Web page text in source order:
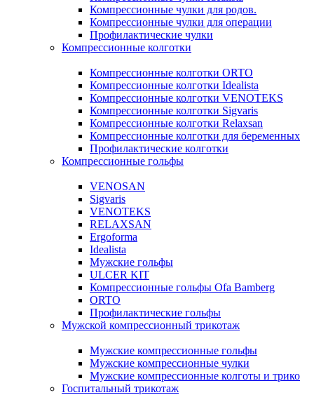
Компрессионные чулки для родов.
Компрессионные чулки для операции
Профилактические чулки
Компрессионные колготки
Компрессионные колготки ORTO
Компрессионные колготки Idealista
Компрессионные колготки VENOTEKS
Компрессионные колготки Sigvaris
Компрессионные колготки Relaxsan
Компрессионные колготки для беременных
Профилактические колготки
Компрессионные гольфы
VENOSAN
Sigvaris
VENOTEKS
RELAXSAN
Ergoforma
Idealista
Мужские гольфы
ULCER KIT
Компрессионные гольфы Ofa Bamberg
ORTO
Профилактические гольфы
Мужской компрессионный трикотаж
Мужские компрессионные гольфы
Мужские компрессионные чулки
Мужские компрессионные колготы и трико
Госпитальный трикотаж